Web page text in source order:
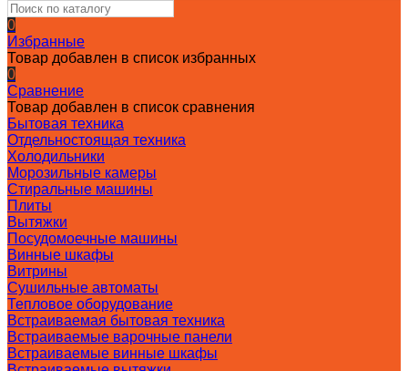
0
Избранные
Товар добавлен в список избранных
0
Сравнение
Товар добавлен в список сравнения
Бытовая техника
Отдельностоящая техника
Холодильники
Морозильные камеры
Стиральные машины
Плиты
Вытяжки
Посудомоечные машины
Винные шкафы
Витрины
Сушильные автоматы
Тепловое оборудование
Встраиваемая бытовая техника
Встраиваемые варочные панели
Встраиваемые винные шкафы